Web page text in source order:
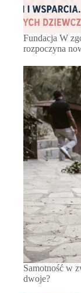
Fundacja W
rozpoczyna
Samotność w
dwoje?